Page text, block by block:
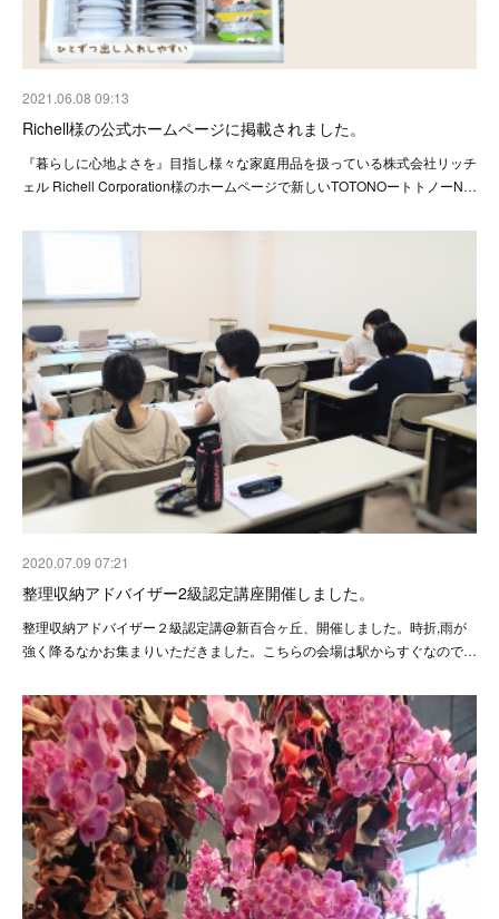
2021.06.08 09:13
Richell様の公式ホームページに掲載されました。
『暮らしに心地よさを』目指し様々な家庭用品を扱っている株式会社リッチ
ェル Richell Corporation様のホームページで新しいTOTONOートトノーN…
2020.07.09 07:21
整理収納アドバイザー2級認定講座開催しました。
整理収納アドバイザー２級認定講@新百合ヶ丘、開催しました。時折,雨が
強く降るなかお集まりいただきました。こちらの会場は駅からすぐなので…